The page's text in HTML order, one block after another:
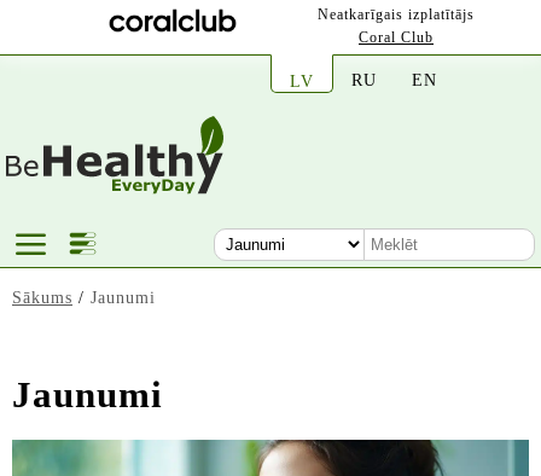
Neatkarīgais izplatītājs
Coral Club
LV RU EN
Sākums / Jaunumi
Jaunumi